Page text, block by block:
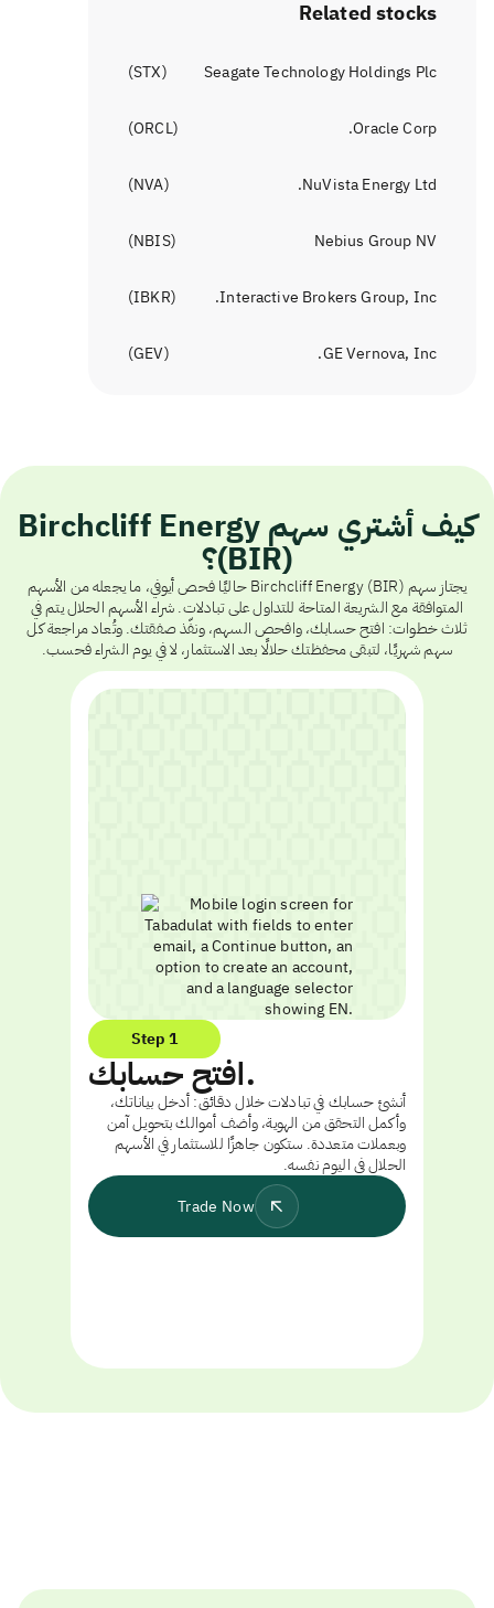
Related stocks
Seagate Technology Holdings Plc
(
STX
)
Oracle Corp.
(
ORCL
)
NuVista Energy Ltd.
(
NVA
)
Nebius Group NV
(
NBIS
)
Interactive Brokers Group, Inc.
(
IBKR
)
GE Vernova, Inc.
(
GEV
)
كيف أشتري سهم Birchcliff Energy
(BIR)؟
يجتاز سهم Birchcliff Energy (BIR) حاليًا فحص أيوفي، ما يجعله من الأسهم
المتوافقة مع الشريعة المتاحة للتداول على تبادلات. شراء الأسهم الحلال يتم في
ثلاث خطوات: افتح حسابك، وافحص السهم، ونفّذ صفقتك. وتُعاد مراجعة كل
سهم شهريًا، لتبقى محفظتك حلالًا بعد الاستثمار، لا في يوم الشراء فحسب.
Step 1
افتح حسابك.
أنشئ حسابك في تبادلات خلال دقائق: أدخل بياناتك،
وأكمل التحقق من الهوية، وأضف أموالك بتحويل آمن
وبعملات متعددة. ستكون جاهزًا للاستثمار في الأسهم
الحلال في اليوم نفسه.
Trade Now